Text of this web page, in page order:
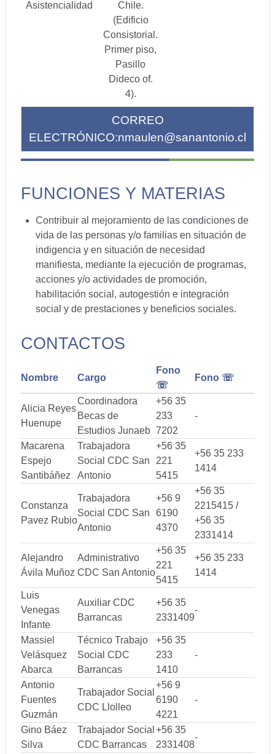
Asistencialidad
Chile.
(Edificio
Consistorial.
Primer piso,
Pasillo
Dideco of.
4).
CORREO
ELECTRÓNICO:nmaulen@sanantonio.cl
FUNCIONES Y MATERIAS
Contribuir al mejoramiento de las condiciones de
vida de las personas y/o familias en situación de
indigencia y en situación de necesidad
manifiesta, mediante la ejecución de programas,
acciones y/o actividades de promoción,
habilitación social, autogestión e integración
social y de prestaciones y beneficios sociales.
CONTACTOS
Nombre Cargo
Fono
☏
Fono ☏
Alicia Reyes
Huenupe
Coordinadora
Becas de
Estudios Junaeb
+56 35
233
7202
-
Macarena
Espejo
Santibáñez
Trabajadora
Social CDC San
Antonio
+56 35
221
5415
+56 35 233
1414
Constanza
Pavez Rubio
Trabajadora
Social CDC San
Antonio
+56 9
6190
4370
+56 35
2215415 /
+56 35
2331414
Alejandro
Ávila Muñoz
Administrativo
CDC San Antonio
+56 35
221
5415
+56 35 233
1414
Luis
Venegas
Infante
Auxiliar CDC
Barrancas
+56 35
2331409
-
Massiel
Velásquez
Abarca
Técnico Trabajo
Social CDC
Barrancas
+56 35
233
1410
-
Antonio
Fuentes
Guzmán
Trabajador Social
CDC Llolleo
+56 9
6190
4221
-
Gino Báez
Silva
Trabajador Social
CDC Barrancas
+56 35
2331408
-